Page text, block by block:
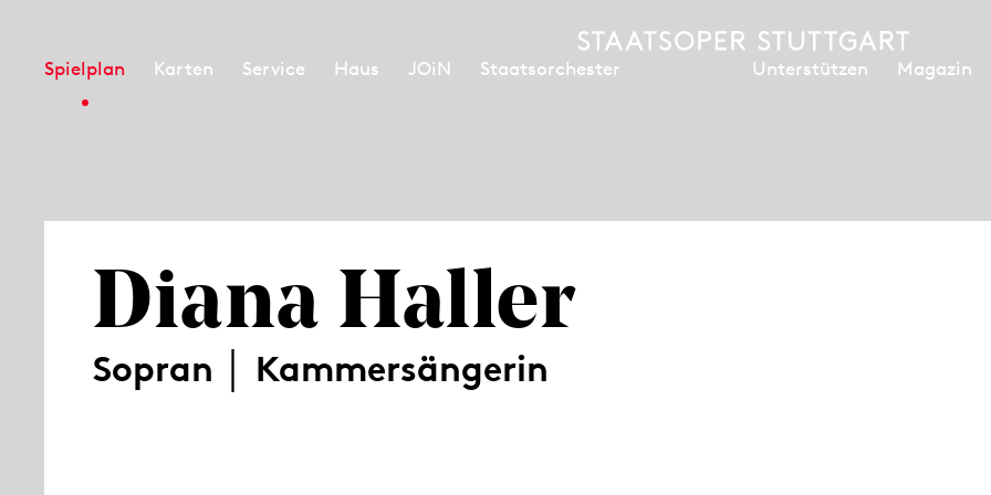
Spielplan Karten Service Haus JOiN Staatsorchester Unterstützen Magazin
Diana Haller
Sopran │ Kammersängerin